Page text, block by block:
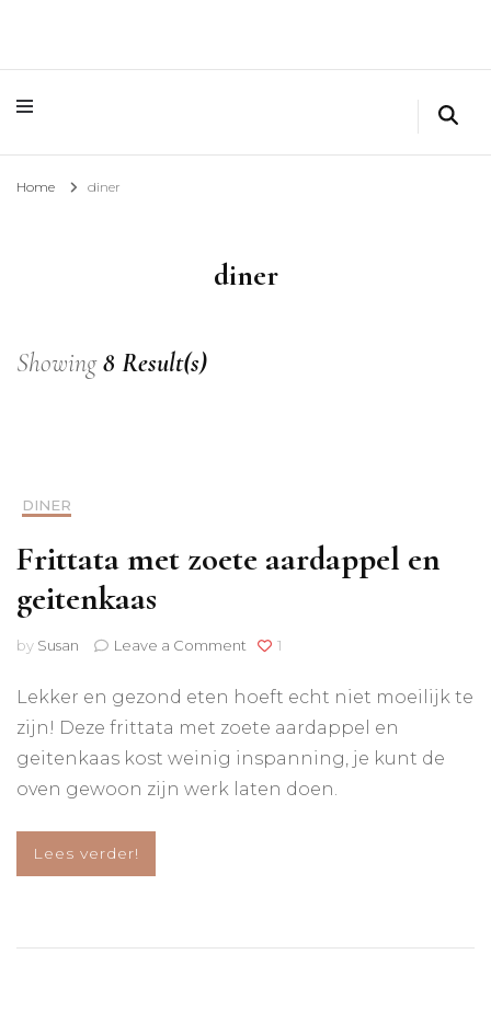
Home diner
diner
Showing8 Result(s)
DINER
Frittata met zoete aardappel en
geitenkaas
by Susan Leave a Comment on
met
aardappel
en
1
Lekker en gezond eten hoeft echt niet moeilijk te
zijn! Deze frittata met zoete aardappel en
geitenkaas kost weinig inspanning, je kunt de
oven gewoon zijn werk laten doen.
Lees verder!